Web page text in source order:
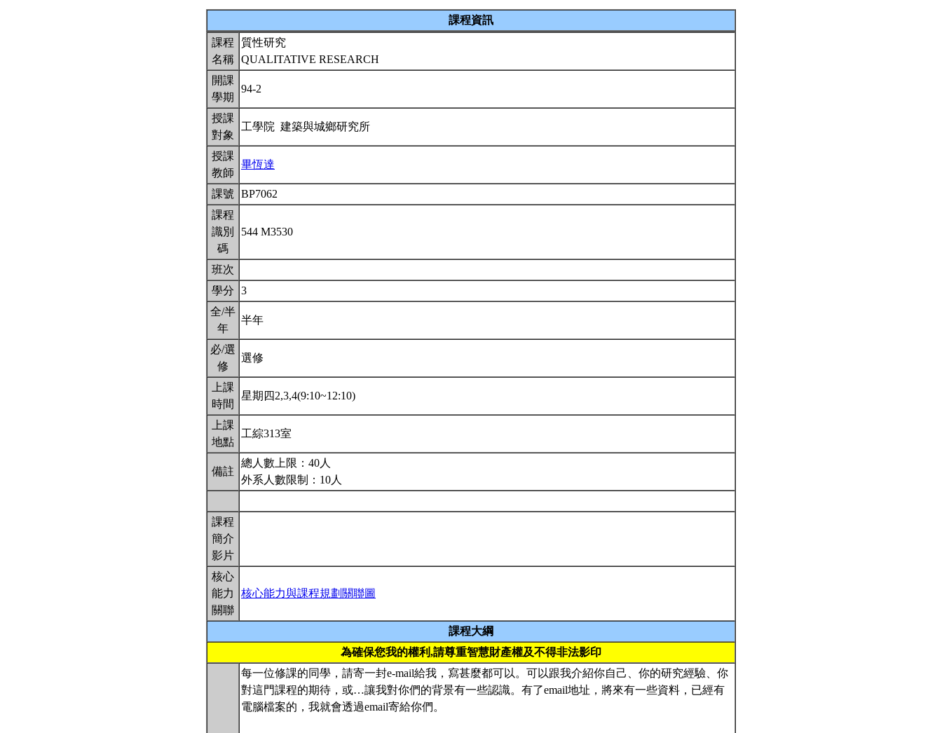
課程資訊
課程
名稱
質性研究
QUALITATIVE RESEARCH
開課
學期
94-2
授課
對象
工學院 建築與城鄉研究所
授課
教師
畢恆達
課號
BP7062
課程
識別
碼
544 M3530
班次
學分
3
全/半
年
半年
必/選
修
選修
上課
時間
星期四2,3,4(9:10~12:10)
上課
地點
工綜313室
備註
總人數上限：40人
外系人數限制：10人
課程
簡介
影片
核心
能力
關聯
核心能力與課程規劃關聯圖
課程大綱
為確保您我的權利,請尊重智慧財產權及不得非法影印
每一位修課的同學，請寄一封e-mail給我，寫甚麼都可以。可以跟我介紹你自己、你的研究經驗、你
對這門課程的期待，或…讓我對你們的背景有一些認識。有了email地址，將來有一些資料，已經有
電腦檔案的，我就會透過email寄給你們。